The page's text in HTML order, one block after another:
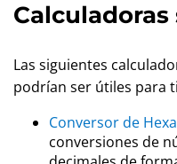
Las siguientes
podrían ser útiles para
Conversor de
conversiones de